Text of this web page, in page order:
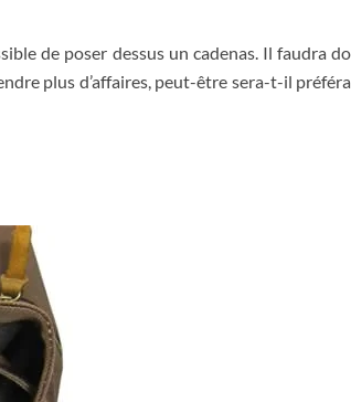
de poser dessus un cadenas. Il faudra
plus d’affaires, peut-être sera-t-il